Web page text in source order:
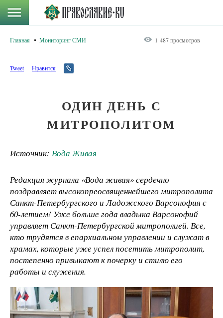
Главная Мониторинг СМИ 1 487 просмотров
Tweet Нравится
ОДИН ДЕНЬ С
МИТРОПОЛИТОМ
Источник: Вода Живая
Редакция журнала «Вода живая» сердечно
поздравляет высокопреосвященнейшего митрополита
Санкт-Петербургского и Ладожского Варсонофия с
60-летием! Уже больше года владыка Варсонофий
управляет Санкт-Петербургской митрополией. Все,
кто трудятся в епархиальном управлении и служат в
храмах, которые уже успел посетить митрополит,
постепенно привыкают к почерку и стилю его
работы и служения.